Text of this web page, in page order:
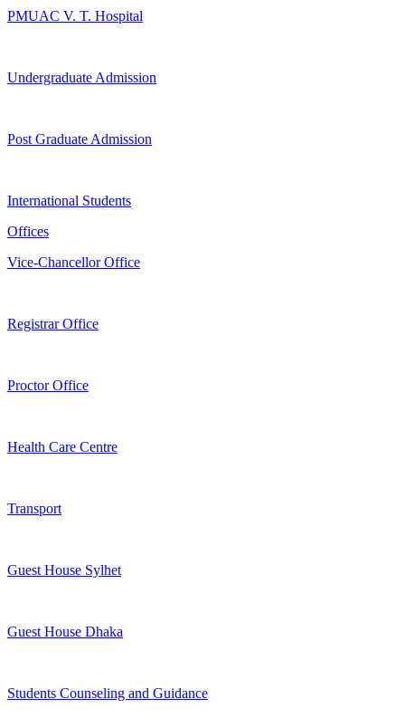
PMUAC V. T. Hospital
Undergraduate Admission
Post Graduate Admission
International Students
Offices
Vice-Chancellor Office
Registrar Office
Proctor Office
Health Care Centre
Transport
Guest House Sylhet
Guest House Dhaka
Students Counseling and Guidance